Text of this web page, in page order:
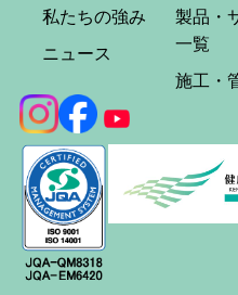
私たちの強み
ニュース
製品・
一覧
施工・